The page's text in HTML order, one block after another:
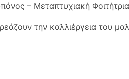
– Μεταπτυχιακή
την καλλιέργεια του